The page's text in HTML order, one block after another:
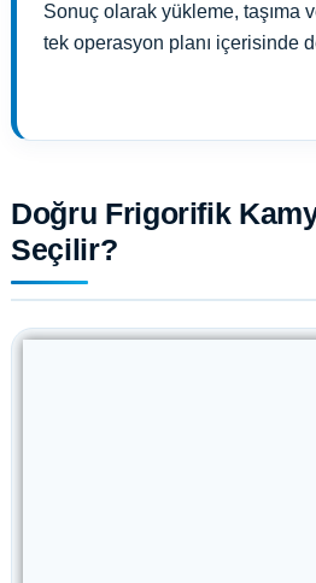
Sonuç olarak yükleme, taşıma
tek operasyon planı içerisinde
Doğru Frigorifik
Seçilir?